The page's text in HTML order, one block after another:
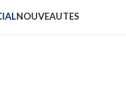
NOUVEAUTES